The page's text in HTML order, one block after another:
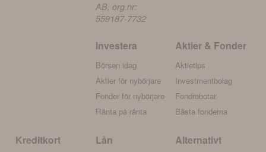
AB, org.nr:
559187-7732
Investera
Börsen idag
Aktier för nybörjare
Fonder för nybörjare
Ränta på ränta
Aktier & Fonder
Aktietips
Investmentbolag
Fondrobotar
Bästa fonderna
Kreditkort Lån Alternativt